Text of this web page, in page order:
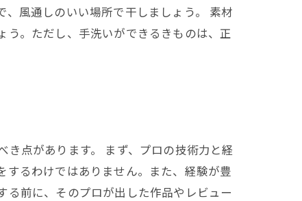
風通しのいい場所で干しましょう。 素材
。ただし、手洗いができるきものは、正
点があります。 まず、プロの技術力と経
るわけではありません。また、経験が豊
前に、そのプロが出した作品やレビュー